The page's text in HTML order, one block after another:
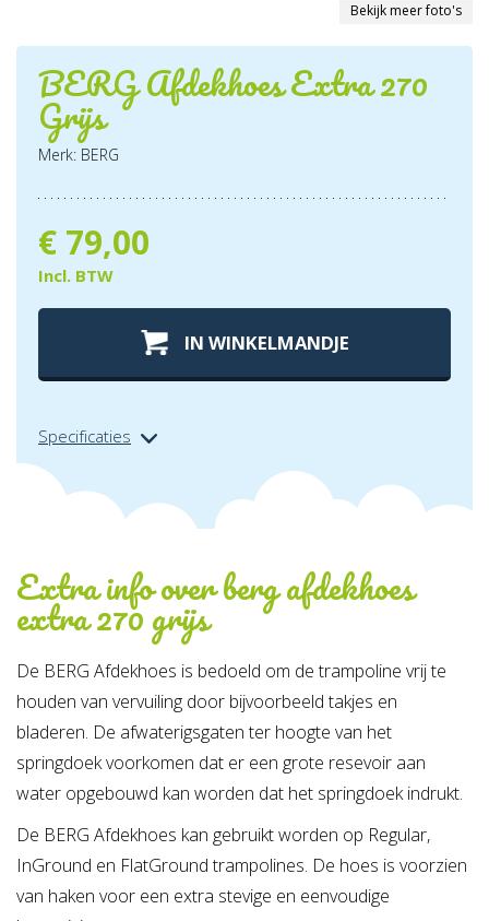
Bekijk meer foto's
BERG Afdekhoes Extra 270
Grijs
Merk: BERG
€ 79,00
Incl. BTW
IN WINKELMANDJE
Specificaties
Extra info overberg afdekhoes
extra 270 grijs
De BERG Afdekhoes is bedoeld om de trampoline vrij te
houden van vervuiling door bijvoorbeeld takjes en
bladeren. De afwaterigsgaten ter hoogte van het
springdoek voorkomen dat er een grote resevoir aan
water opgebouwd kan worden dat het springdoek indrukt.
De BERG Afdekhoes kan gebruikt worden op Regular,
InGround en FlatGround trampolines. De hoes is voorzien
van haken voor een extra stevige en eenvoudige